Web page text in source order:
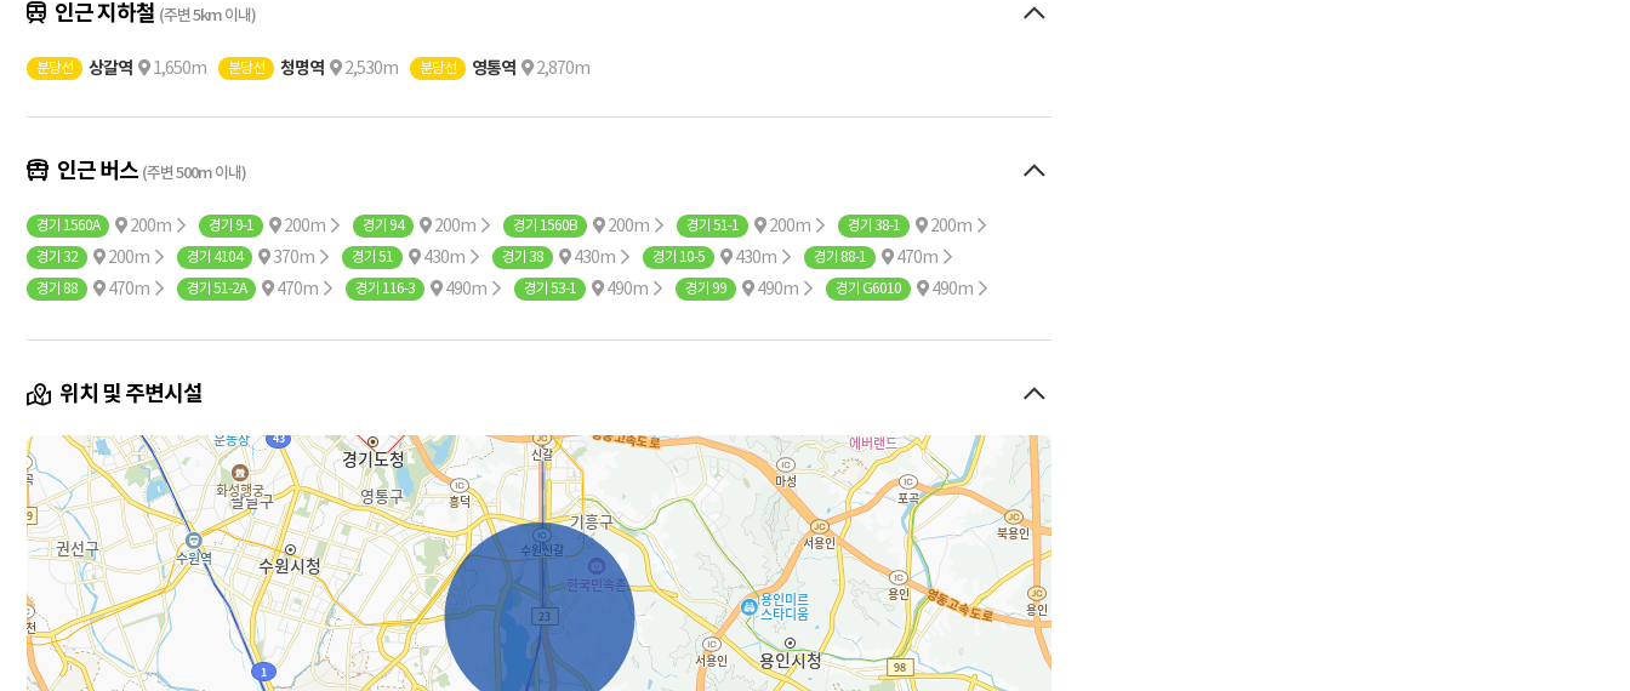
인근 지하철 (주변 5km 이내)
분당선 상갈역 1,650m 분당선 청명역 2,530m 분당선 영통역 2,870m
인근 버스 (주변 500m 이내)
경기 1560A 200m 경기 9-1 200m 경기 94 200m 경기 1560B 200m 경기 51-1 200m 경기 38-1 200m
경기 32 200m 경기 4104 370m 경기 51 430m 경기 38 430m 경기 10-5 430m 경기 88-1 470m
경기 88 470m 경기 51-2A 470m 경기 116-3 490m 경기 53-1 490m 경기 99 490m 경기 G6010 490m
위치 및 주변시설